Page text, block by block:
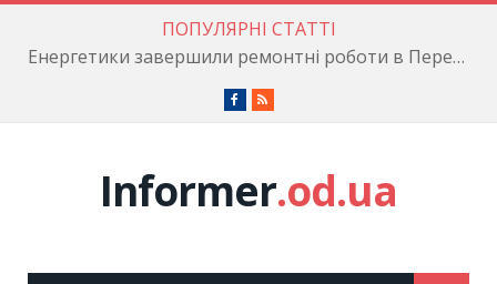
ПОПУЛЯРНІ СТАТТІ
Енергетики завершили ремонтні роботи в Пересипському районі
Facebook
RSS
Informer.od.ua